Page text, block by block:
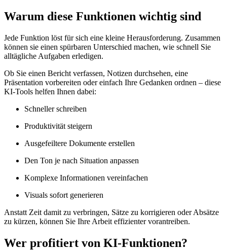
Warum diese Funktionen wichtig sind
Jede Funktion löst für sich eine kleine Herausforderung. Zusammen
können sie einen spürbaren Unterschied machen, wie schnell Sie
alltägliche Aufgaben erledigen.
Ob Sie einen Bericht verfassen, Notizen durchsehen, eine
Präsentation vorbereiten oder einfach Ihre Gedanken ordnen – diese
KI-Tools helfen Ihnen dabei:
Schneller schreiben
Produktivität steigern
Ausgefeiltere Dokumente erstellen
Den Ton je nach Situation anpassen
Komplexe Informationen vereinfachen
Visuals sofort generieren
Anstatt Zeit damit zu verbringen, Sätze zu korrigieren oder Absätze
zu kürzen, können Sie Ihre Arbeit effizienter vorantreiben.
Wer profitiert von KI-Funktionen?